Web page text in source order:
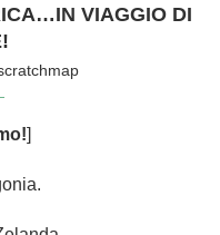
VIAGGIO DI
]